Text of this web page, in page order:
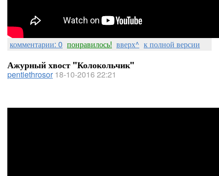
комментарии: 0 понравилось! вверх^ к полной версии
Ажурный хвост "Колокольчик"
pentiethrosor 18-10-2016 22:21